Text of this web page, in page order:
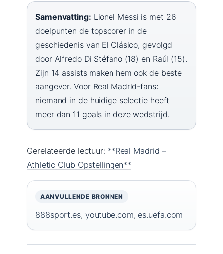
Samenvatting: Lionel Messi is met 26
doelpunten de topscorer in de
geschiedenis van El Clásico, gevolgd
door Alfredo Di Stéfano (18) en Raúl (15).
Zijn 14 assists maken hem ook de beste
aangever. Voor Real Madrid-fans:
niemand in de huidige selectie heeft
meer dan 11 goals in deze wedstrijd.
Gerelateerde lectuur: **Real Madrid –
Athletic Club Opstellingen**
AANVULLENDE BRONNEN
888sport.es, youtube.com, es.uefa.com